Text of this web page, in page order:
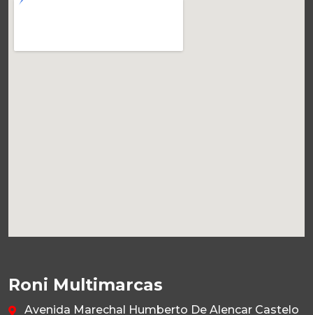
Roni Multimarcas
Avenida Marechal Humberto De Alencar Castelo